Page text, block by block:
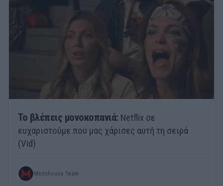
Το βλέπεις μονοκοπανιά: Netflix σε
ευχαριστούμε που μας χάρισες αυτή τη σειρά
(Vid)
Menshouse Team